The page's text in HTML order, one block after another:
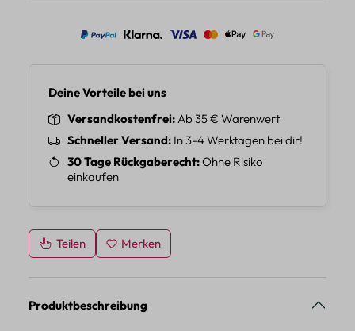
Deine Vorteile bei uns
Versandkostenfrei Ab 35 € Warenwert
Schneller Versand In 3-4 Werktagen bei dir!
30 Tage Rückgaberecht Ohne Risiko
einkaufen
Teilen Merken
Produktbeschreibung